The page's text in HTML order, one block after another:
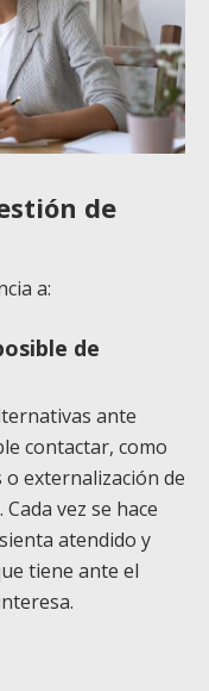
de
a:
de
ante
contactar, como
externalización de
vez se hace
atendido y
tiene ante el